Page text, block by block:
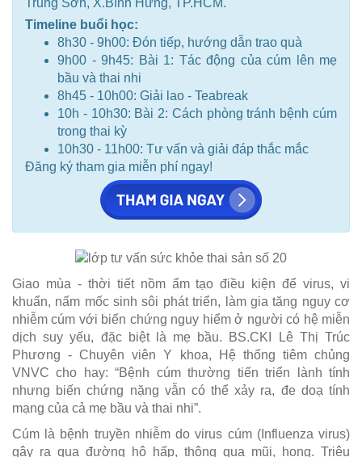
Trung Sơn, X.Bình Hưng, TP.HCM.
Timeline buổi học:
8h30 - 9h00: Đón tiếp, hướng dẫn trao quà
9h00 - 9h45: Bài 1: Tác động của cúm lên mẹ
bầu và thai nhi
8h45 - 10h00: Giải lao - Teabreak
10h - 10h30: Bài 2: Cách phòng tránh bệnh cúm
trong thai kỳ
10h30 - 11h00: Tư vấn và giải đáp thắc mắc
Đăng ký tham gia miễn phí ngay!
Giao mùa - thời tiết nồm ẩm tạo điều kiện để virus, vi
khuẩn, nấm mốc sinh sôi phát triển, làm gia tăng nguy cơ
nhiễm cúm với biến chứng nguy hiểm ở người có hệ miễn
dịch suy yếu, đặc biệt là mẹ bầu. BS.CKI Lê Thị Trúc
Phương - Chuyên viên Y khoa, Hệ thống tiêm chủng
VNVC cho hay: “Bệnh cúm thường tiến triển lành tính
nhưng biến chứng nặng vẫn có thể xảy ra, đe doạ tính
mạng của cả mẹ bầu và thai nhi”.
Cúm là bệnh truyền nhiễm do virus cúm (Influenza virus)
gây ra qua đường hô hấp, thông qua mũi, họng. Triệu